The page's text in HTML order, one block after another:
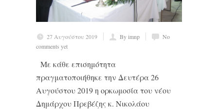
27 Αυγούστου 2019 By imnp
No
comments yet
Με κάθε επισημότητα
πραγματοποιήθηκε την Δευτέρα 26
Αυγούστου 2019 η ορκωμοσία του νέου
Δημάρχου Πρεβέζης κ. Νικολάου